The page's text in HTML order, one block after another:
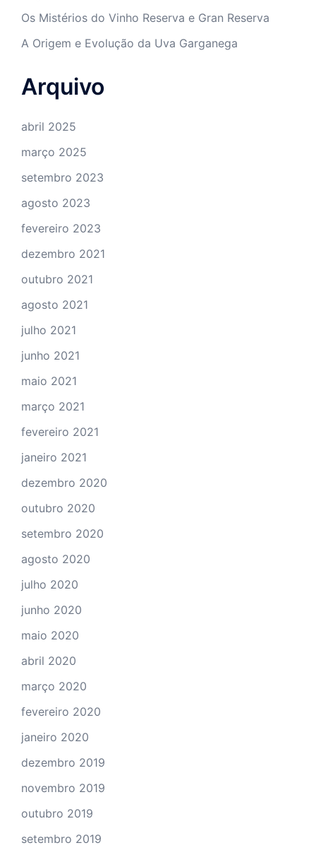
Os Mistérios do Vinho Reserva e Gran Reserva
A Origem e Evolução da Uva Garganega
Arquivo
abril 2025
março 2025
setembro 2023
agosto 2023
fevereiro 2023
dezembro 2021
outubro 2021
agosto 2021
julho 2021
junho 2021
maio 2021
março 2021
fevereiro 2021
janeiro 2021
dezembro 2020
outubro 2020
setembro 2020
agosto 2020
julho 2020
junho 2020
maio 2020
abril 2020
março 2020
fevereiro 2020
janeiro 2020
dezembro 2019
novembro 2019
outubro 2019
setembro 2019